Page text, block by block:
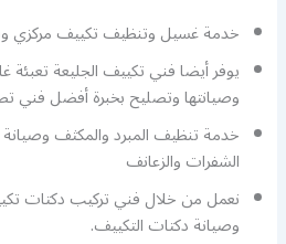
خدمة غسيل وتنظيف تكييف مركزي
يوفر أيضا فني تكييف الجليعة تعبئة
وصيانتها وتصليح بخبرة أفضل فني
خدمة تنظيف المبرد والمكثف
الشفرات والزعانف
نعمل من خلال فني تركيب دكتات
وصيانة دكتات التكييف.